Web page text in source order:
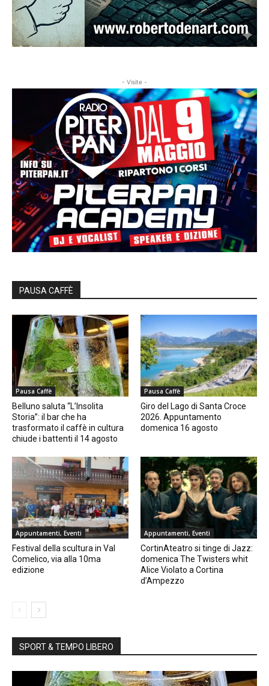
- Visite -
PAUSA CAFFÈ
Pausa Caffè
Belluno saluta “L’Insolita
Storia”: il bar che ha
trasformato il caffè in cultura
chiude i battenti il 14 agosto
Pausa Caffè
Giro del Lago di Santa Croce
2026. Appuntamento
domenica 16 agosto
Appuntamenti, Eventi
Festival della scultura in Val
Comelico, via alla 10ma
edizione
Appuntamenti, Eventi
CortinAteatro si tinge di Jazz:
domenica The Twisters whit
Alice Violato a Cortina
d’Ampezzo
SPORT & TEMPO LIBERO